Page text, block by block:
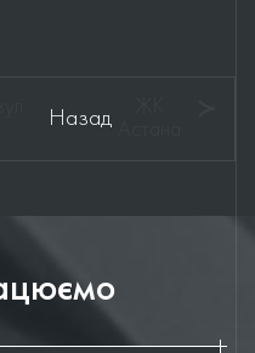
Назад